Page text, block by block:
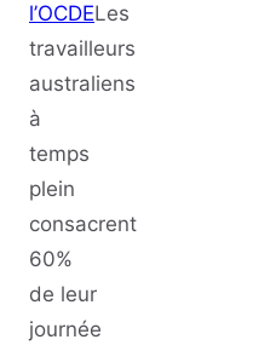
l’OCDELes
travailleurs
australiens
à
temps
plein
consacrent
60%
de leur
journée